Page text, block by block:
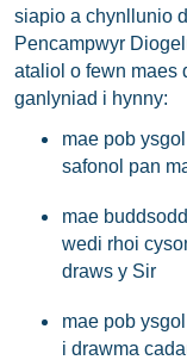
siapio a chynllunio
Pencampwyr
ataliol o fewn maes
ganlyniad i hynny:
mae pob
safonol pan
mae
wedi rhoi
draws y Sir
mae pob
i drawma